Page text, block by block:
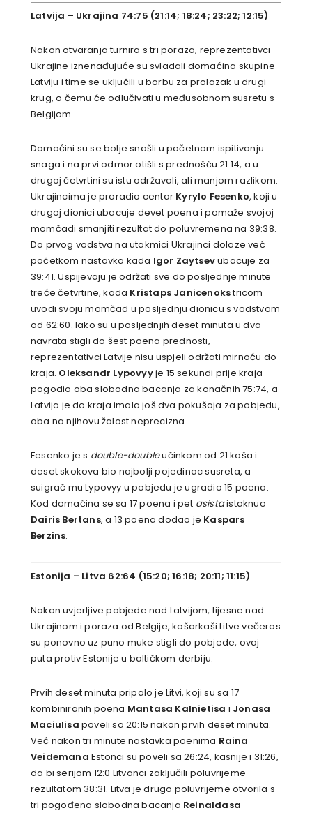
Latvija – Ukrajina 74:75 (21:14; 18:24; 23:22; 12:15)
Nakon otvaranja turnira s tri poraza, reprezentativci
Ukrajine iznenađujuće su svladali domaćina skupine
Latviju i time se uključili u borbu za prolazak u drugi
krug, o čemu će odlučivati u međusobnom susretu s
Belgijom.
Domaćini su se bolje snašli u početnom ispitivanju
snaga i na prvi odmor otišli s prednošću 21:14, a u
drugoj četvrtini su istu održavali, ali manjom razlikom.
Ukrajincima je proradio centar Kyrylo Fesenko, koji u
drugoj dionici ubacuje devet poena i pomaže svojoj
momčadi smanjiti rezultat do poluvremena na 39:38.
Do prvog vodstva na utakmici Ukrajinci dolaze već
početkom nastavka kada Igor Zaytsevubacuje za
39:41. Uspijevaju je održati sve do posljednje minute
treće četvrtine, kada Kristaps Janicenokstricom
uvodi svoju momčad u posljednju dionicu s vodstvom
od 62:60. Iako su u posljednjih deset minuta u dva
navrata stigli do šest poena prednosti,
reprezentativci Latvije nisu uspjeli održati mirnoću do
kraja. Oleksandr Lypovyyje 15 sekundi prije kraja
pogodio oba slobodna bacanja za konačnih 75:74, a
Latvija je do kraja imala još dva pokušaja za pobjedu,
oba na njihovu žalost neprecizna.
Fesenko je s double-doubleučinkom od 21 koša i
deset skokova bio najbolji pojedinac susreta, a
suigrač mu Lypovyy u pobjedu je ugradio 15 poena.
Kod domaćina se sa 17 poena i pet asistaistaknuo
Dairis Bertans, a 13 poena dodao je Kaspars
Berzins.
Estonija – Litva 62:64 (15:20; 16:18; 20:11; 11:15)
Nakon uvjerljive pobjede nad Latvijom, tijesne nad
Ukrajinom i poraza od Belgije, košarkaši Litve večeras
su ponovno uz puno muke stigli do pobjede, ovaj
puta protiv Estonije u baltičkom derbiju.
Prvih deset minuta pripalo je Litvi, koji su sa 17
kombiniranih poena Mantasa Kalnietisa i Jonasa
Maciulisa poveli sa 20:15 nakon prvih deset minuta.
Već nakon tri minute nastavka poenima Raina
Veidemana Estonci su poveli sa 26:24, kasnije i 31:26,
da bi serijom 12:0 Litvanci zaključili poluvrijeme
rezultatom 38:31. Litva je drugo poluvrijeme otvorila s
tri pogođena slobodna bacanja Reinaldasa